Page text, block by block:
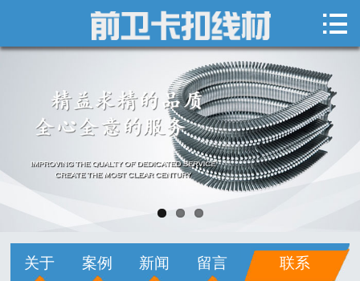
 网站首页
关于我们
新闻中心
产品展示
销售网络
在线留言

关于 案例 新闻 留言 联系